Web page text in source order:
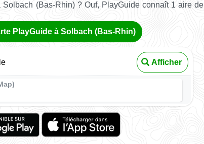
(Bas-Rhin) ? Ouf, PlayGuide connaît 1 aire de
PlayGuide à Solbach (Bas-Rhin)
Afficher